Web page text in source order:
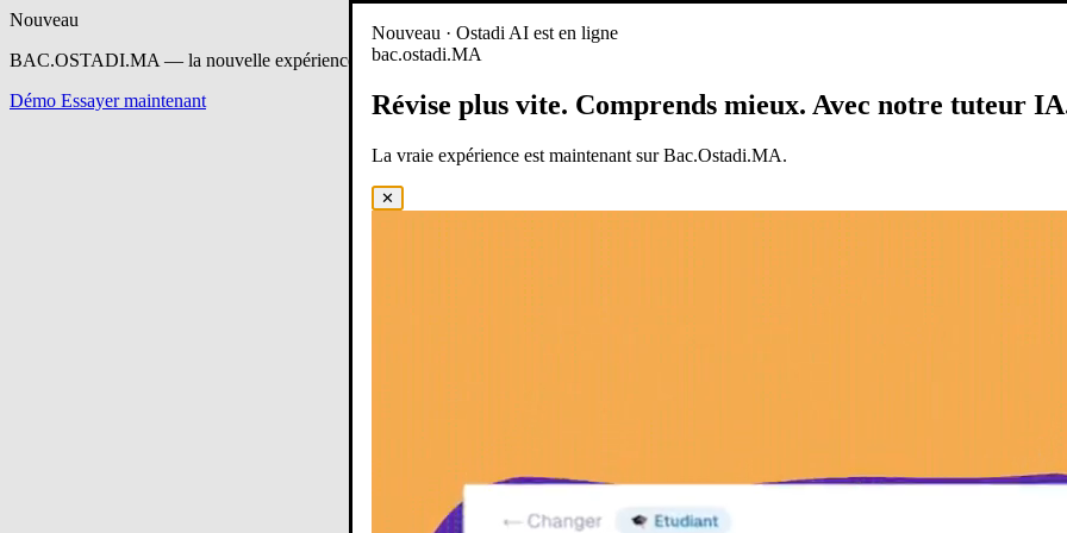
Nouveau
BAC.OSTADI.MA — la nouvelle expérience d’apprentissage est en ligne
Démo Essayer maintenant
Nouveau · Ostadi AI est en ligne
bac.ostadi.MA
Révise plus vite. Comprends mieux. Avec notre tuteur
La vraie expérience est maintenant sur Bac.Ostadi.MA.
✕